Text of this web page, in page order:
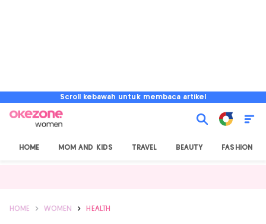
Scroll kebawah untuk membaca artikel
HOME MOM AND KIDS TRAVEL BEAUTY FASHION
HOME WOMEN HEALTH